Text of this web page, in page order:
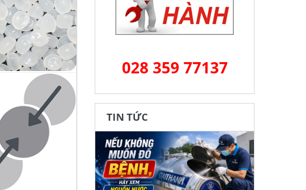
028 359 77137
TIN TỨC